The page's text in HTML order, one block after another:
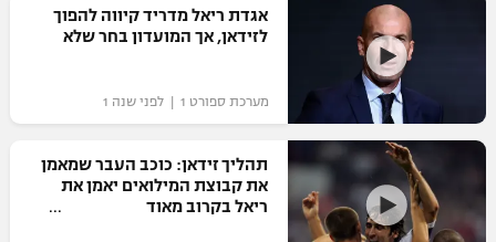
מדיניות פרטיות
תקנון פעילות ספורט 1
רשיון להקרנה פומבית לבית עסק
הצטרפות לחבילת הערוצים
גיימינג E-Sports
אגדת ריאל מדריד קיווה להפוך
לזידאן, אך המועדון בחר שלא
מערכת ספורט 1 | לפני שנה 1
תהליך זידאן: כוכב העבר שמאמן
את קבוצת המילואים יאמן את
ריאל בקרוב מאוד